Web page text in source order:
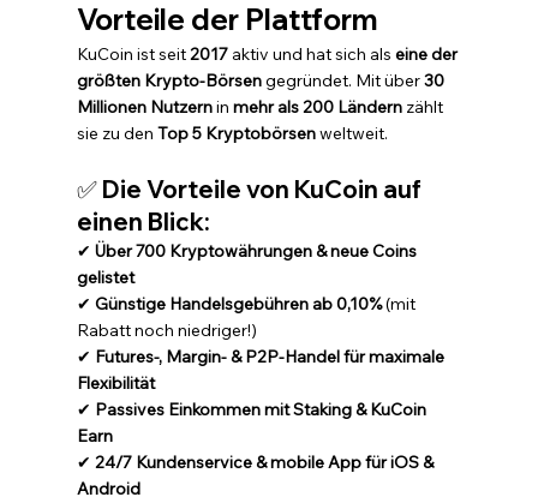
Vorteile der Plattform
KuCoin ist seit 2017 aktiv und hat sich als eine der
größten Krypto-Börsen gegründet. Mit über 30
Millionen Nutzern in mehr als 200 Ländern zählt
sie zu den Top 5 Kryptobörsen weltweit.
✅ Die Vorteile von KuCoin auf
einen Blick:
✔ Über 700 Kryptowährungen & neue Coins
gelistet
✔ Günstige Handelsgebühren ab 0,10% (mit
Rabatt noch niedriger!)
✔ Futures-, Margin- & P2P-Handel für maximale
Flexibilität
✔ Passives Einkommen mit Staking & KuCoin
Earn
✔ 24/7 Kundenservice & mobile App für iOS &
Android